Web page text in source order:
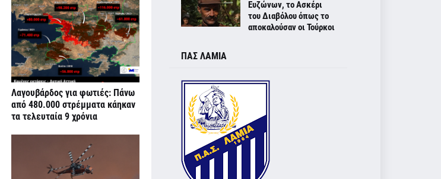
Λαγουβάρδος για φωτιές: Πάνω
από 480.000 στρέμματα κάηκαν
τα τελευταία 9 χρόνια
Ευζώνων, το Ασκέρι
του Διαβόλου όπως το
αποκαλούσαν οι Τούρκοι
ΠΑΣ ΛΑΜΙΑ